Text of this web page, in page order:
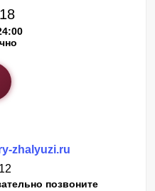
zhalyuzi.ru
позвоните